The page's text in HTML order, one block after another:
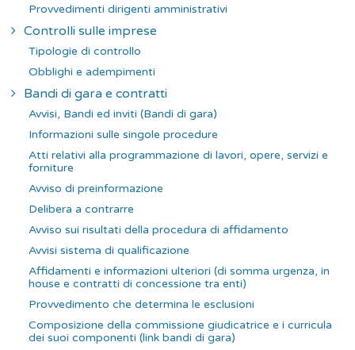
Provvedimenti dirigenti amministrativi
Controlli sulle imprese
Tipologie di controllo
Obblighi e adempimenti
Bandi di gara e contratti
Avvisi, Bandi ed inviti (Bandi di gara)
Informazioni sulle singole procedure
Atti relativi alla programmazione di lavori, opere, servizi e
forniture
Avviso di preinformazione
Delibera a contrarre
Avviso sui risultati della procedura di affidamento
Avvisi sistema di qualificazione
Affidamenti e informazioni ulteriori (di somma urgenza, in
house e contratti di concessione tra enti)
Provvedimento che determina le esclusioni
Composizione della commissione giudicatrice e i curricula
dei suoi componenti (link bandi di gara)